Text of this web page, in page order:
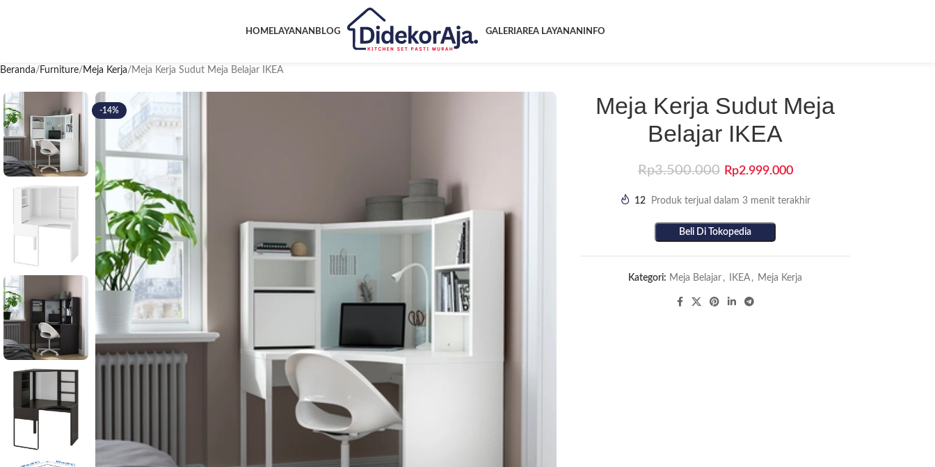
HOMELAYANAN BLOG GALERI AREA LAYANAN INFO
Beranda Furniture Meja Kerja Meja Kerja Sudut Meja Belajar IKEA
-14%
Meja Kerja Sudut Meja
Belajar IKEA
Rp3.500.000 Rp2.999.000
12 Produk terjual dalam 3 menit terakhir
Beli Di Tokopedia
Kategori: Meja Belajar , IKEA, Meja Kerja